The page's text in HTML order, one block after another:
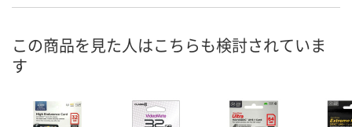
カゴへ カゴへ カ
この商品を見た人はこちらも検討されていま
す